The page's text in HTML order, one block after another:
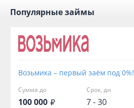
Популярные займы
Возьмика – первый заём под 0%!
Сумма до
100 000
Срок, дн
7 - 30